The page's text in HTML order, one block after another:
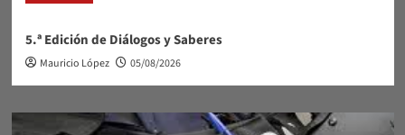
5.ª Edición de Diálogos y Saberes
Mauricio López 05/08/2026